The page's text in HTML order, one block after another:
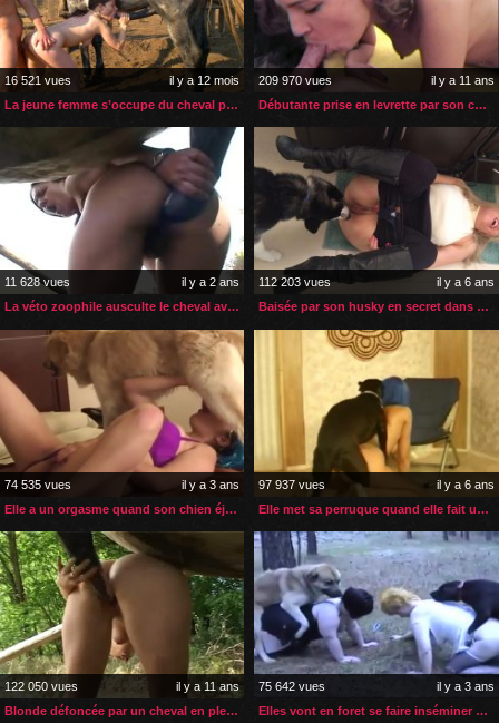
16 521 vues
il y a 12 mois
La jeune femme s’occupe du cheval pendant que son mec la baise
209 970 vues
il y a 11 ans
Débutante prise en levrette par son chien
11 628 vues
il y a 2 ans
La véto zoophile ausculte le cheval avec tous ses orifices
112 203 vues
il y a 6 ans
Baisée par son husky en secret dans sa cuisine
74 535 vues
il y a 3 ans
Elle a un orgasme quand son chien éjacule dan sa bouche
97 937 vues
il y a 6 ans
Elle met sa perruque quand elle fait une vidéo zoophile
122 050 vues
il y a 11 ans
Blonde défoncée par un cheval en plein air
75 642 vues
il y a 3 ans
Elles vont en foret se faire inséminer par les chiens du voisin